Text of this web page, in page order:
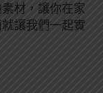
材，讓你在家
讓我們一起實